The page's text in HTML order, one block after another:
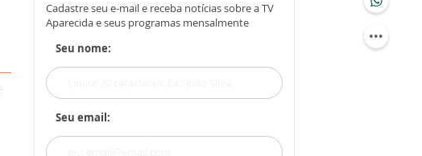
Cadastre seu e-mail e receba notícias sobre a TV
Aparecida e seus programas mensalmente
Seu nome:
Seu email: